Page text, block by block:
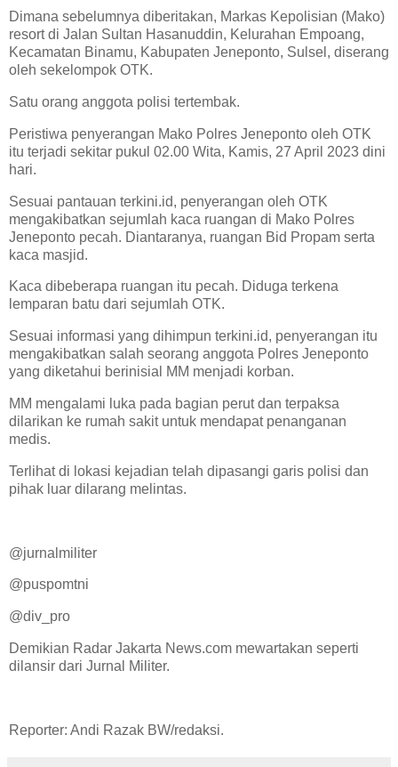
Dimana sebelumnya diberitakan, Markas Kepolisian (Mako)
resort di Jalan Sultan Hasanuddin, Kelurahan Empoang,
Kecamatan Binamu, Kabupaten Jeneponto, Sulsel, diserang
oleh sekelompok OTK.
Satu orang anggota polisi tertembak.
Peristiwa penyerangan Mako Polres Jeneponto oleh OTK
itu terjadi sekitar pukul 02.00 Wita, Kamis, 27 April 2023 dini
hari.
Sesuai pantauan terkini.id, penyerangan oleh OTK
mengakibatkan sejumlah kaca ruangan di Mako Polres
Jeneponto pecah. Diantaranya, ruangan Bid Propam serta
kaca masjid.
Kaca dibeberapa ruangan itu pecah. Diduga terkena
lemparan batu dari sejumlah OTK.
Sesuai informasi yang dihimpun terkini.id, penyerangan itu
mengakibatkan salah seorang anggota Polres Jeneponto
yang diketahui berinisial MM menjadi korban.
MM mengalami luka pada bagian perut dan terpaksa
dilarikan ke rumah sakit untuk mendapat penanganan
medis.
Terlihat di lokasi kejadian telah dipasangi garis polisi dan
pihak luar dilarang melintas.
@jurnalmiliter
@puspomtni
@div_pro
Demikian Radar Jakarta News.com mewartakan seperti
dilansir dari Jurnal Militer.
Reporter: Andi Razak BW/redaksi.